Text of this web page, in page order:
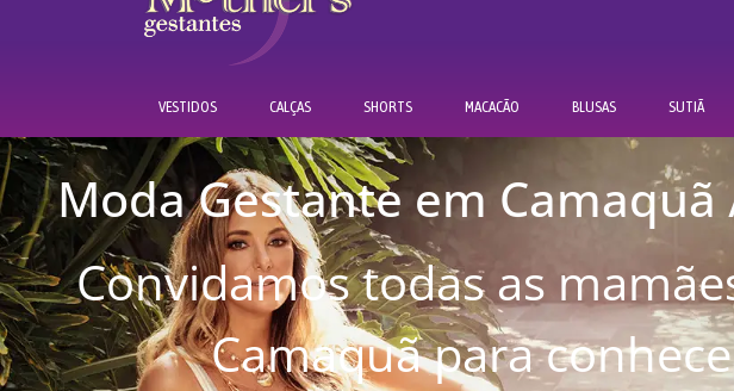
VESTIDOS CALÇAS SHORTS MACACÃO BLUSAS SUTIÃ
Moda Gestante em Camaquã
Convidamos todas as
Camaquã para